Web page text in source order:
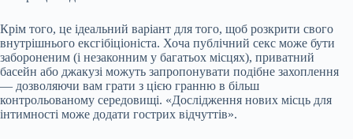
Крім того, це ідеальний варіант для того, щоб розкрити свого
внутрішнього ексгібіціоніста. Хоча публічний секс може бути
забороненим (і незаконним у багатьох місцях), приватний
басейн або джакузі можуть запропонувати подібне захоплення
— дозволяючи вам грати з цією гранню в більш
контрольованому середовищі. «Дослідження нових місць для
інтимності може додати гострих відчуттів».